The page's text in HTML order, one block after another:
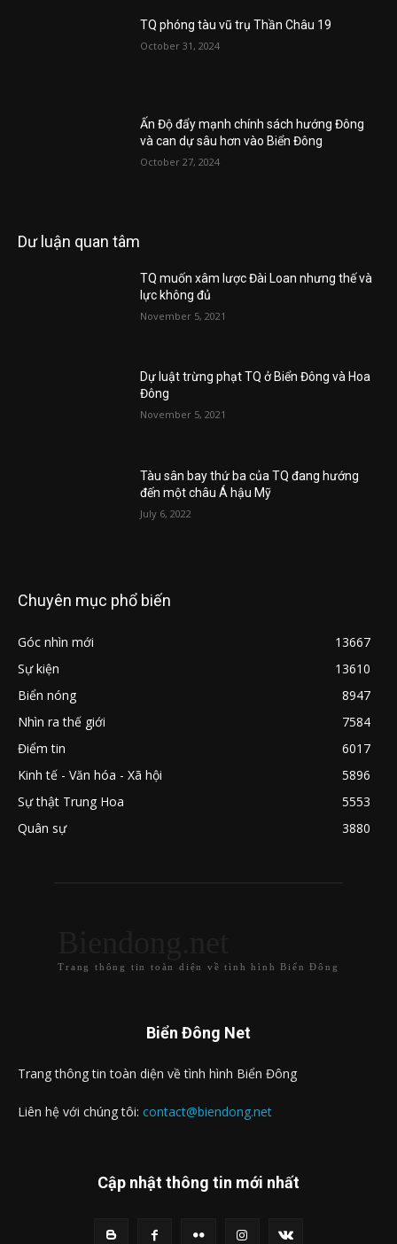
TQ phóng tàu vũ trụ Thần Châu 19
October 31, 2024
Ấn Độ đẩy mạnh chính sách hướng Đông
và can dự sâu hơn vào Biển Đông
October 27, 2024
Dư luận quan tâm
TQ muốn xâm lược Đài Loan nhưng thế và
lực không đủ
November 5, 2021
Dự luật trừng phạt TQ ở Biển Đông và Hoa
Đông
November 5, 2021
Tàu sân bay thứ ba của TQ đang hướng
đến một châu Á hậu Mỹ
July 6, 2022
Chuyên mục phổ biến
Góc nhìn mới
13667
Sự kiện
13610
Biển nóng
8947
Nhìn ra thế giới
7584
Điểm tin
6017
Kinh tế - Văn hóa - Xã hội
5896
Sự thật Trung Hoa
5553
Quân sự
3880
Trang thông tin toàn diện về tình hình Biển Đông
Biển Đông Net
Trang thông tin toàn diện về tình hình Biển Đông
Liên hệ với chúng tôi: contact@biendong.net
Cập nhật thông tin mới nhất